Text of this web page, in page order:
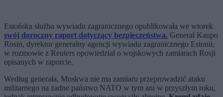
Estońska służba wywiadu zagranicznego opublikowała we wtorek
swój doroczny raport dotyczący bezpieczeństwa. Generał Kaupo
Rosin, dyrektor generalny agencji wywiadu zagranicznego Estonii,
w rozmowie z Reuters opowiedział o wojskowych zamiarach Rosji
opisanych w raporcie.
Według generała, Moskwa nie ma zamiaru przeprowadzić ataku
militarnego na żadne państwo NATO w tym ani w przyszłym roku,